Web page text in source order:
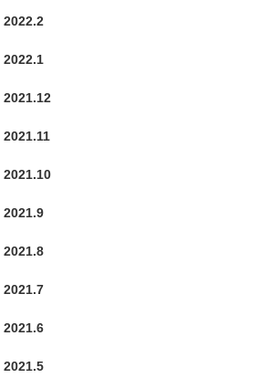
2022.2
2022.1
2021.12
2021.11
2021.10
2021.9
2021.8
2021.7
2021.6
2021.5